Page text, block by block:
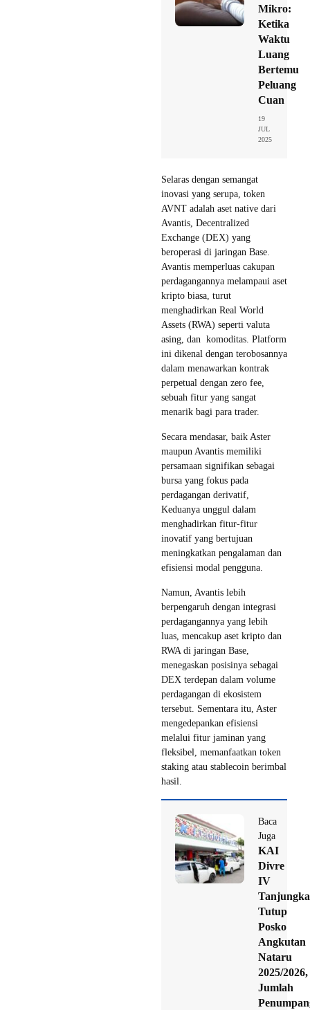
Mikro:
Ketika
Waktu
Luang
Bertemu
Peluang
Cuan
19
JUL
2025
Selaras dengan semangat
inovasi yang serupa, token
AVNT adalah aset native dari
Avantis, Decentralized
Exchange (DEX) yang
beroperasi di jaringan Base.
Avantis memperluas cakupan
perdagangannya melampaui aset
kripto biasa, turut
menghadirkan Real World
Assets (RWA) seperti valuta
asing, dan komoditas. Platform
ini dikenal dengan terobosannya
dalam menawarkan kontrak
perpetual dengan zero fee,
sebuah fitur yang sangat
menarik bagi para trader.
Secara mendasar, baik Aster
maupun Avantis memiliki
persamaan signifikan sebagai
bursa yang fokus pada
perdagangan derivatif,
Keduanya unggul dalam
menghadirkan fitur-fitur
inovatif yang bertujuan
meningkatkan pengalaman dan
efisiensi modal pengguna.
Namun, Avantis lebih
berpengaruh dengan integrasi
perdagangannya yang lebih
luas, mencakup aset kripto dan
RWA di jaringan Base,
menegaskan posisinya sebagai
DEX terdepan dalam volume
perdagangan di ekosistem
tersebut. Sementara itu, Aster
mengedepankan efisiensi
melalui fitur jaminan yang
fleksibel, memanfaatkan token
staking atau stablecoin berimbal
hasil.
Baca
Juga
KAI
Divre
IV
Tutup
Posko
Angkutan
Nataru
2025/2026,
Jumlah